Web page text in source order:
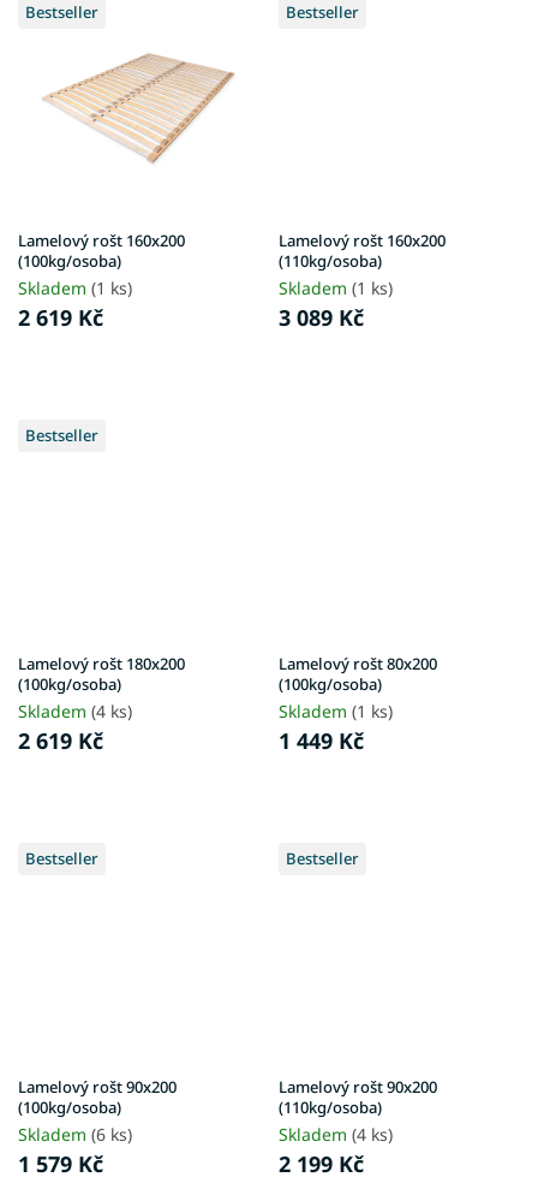
Bestseller
Lamelový rošt 160x200
(100kg/osoba)
Skladem (1 ks)
2 619 Kč
Bestseller
Lamelový rošt 160x200
(110kg/osoba)
Skladem (1 ks)
3 089 Kč
Bestseller
Lamelový rošt 180x200
(100kg/osoba)
Skladem (4 ks)
2 619 Kč
Lamelový rošt 80x200
(100kg/osoba)
Skladem (1 ks)
1 449 Kč
Bestseller
Lamelový rošt 90x200
(100kg/osoba)
Skladem (6 ks)
1 579 Kč
Bestseller
Lamelový rošt 90x200
(110kg/osoba)
Skladem (4 ks)
2 199 Kč